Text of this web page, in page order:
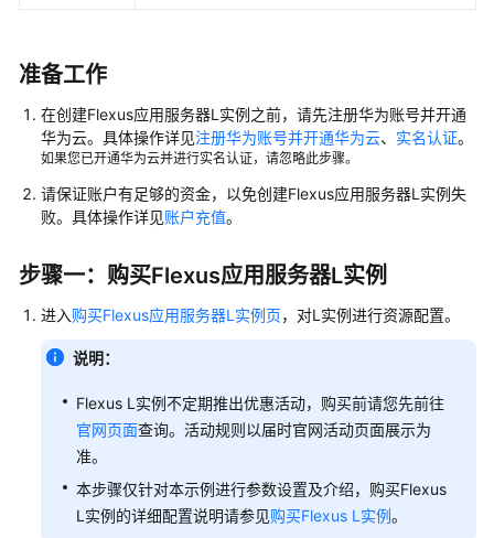
站
使
用
CentOS
系
统
部
署
服
器
准备工作
在创建Flexus应用服务器L实例之前，请先注册华为账号并开通
华为云。具体操作详见注册华为账号并开通华为云、 实名认证。
如果您已开通华为云并进行实名认证，请忽略此步骤。
请保证账户有足够的资金，以免创建Flexus应用服务器L实例失
败。具体操作详见账户充值。
步骤一：购买Flexus应用服务器L实例
进入购买Flexus应用服务器L实例页，对L实例进行资源配置。
说明：
Flexus L实例不定期推出优惠活动，购买前请您先前往
官网页面查询。活动规则以届时官网活动页面展示为
准。
本步骤仅针对本示例进行参数设置及介绍，购买Flexus
L实例的详细配置说明请参见购买Flexus L实例。